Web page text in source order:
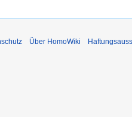
Über HomoWiki